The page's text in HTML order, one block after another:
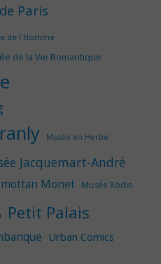
Paris
de l'Homme
de la Vie Romantique
Musée en Herbe
Jacquemart-André
Monet Musée Rodin
Petit Palais
Urban Comics